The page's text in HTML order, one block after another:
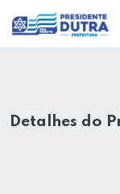
Detalhes do